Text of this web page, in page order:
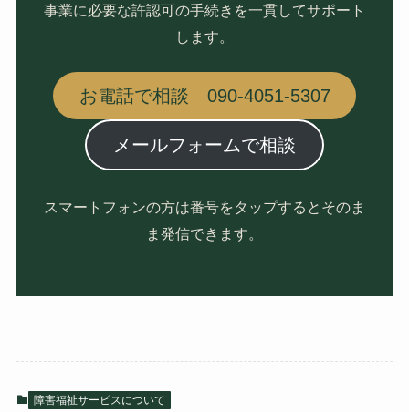
事業に必要な許認可の手続きを一貫してサポート
します。
お電話で相談 090-4051-5307
メールフォームで相談
スマートフォンの方は番号をタップするとそのま
ま発信できます。
障害福祉サービスについて